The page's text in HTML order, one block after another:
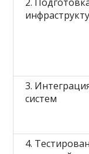
3.
систем
4.